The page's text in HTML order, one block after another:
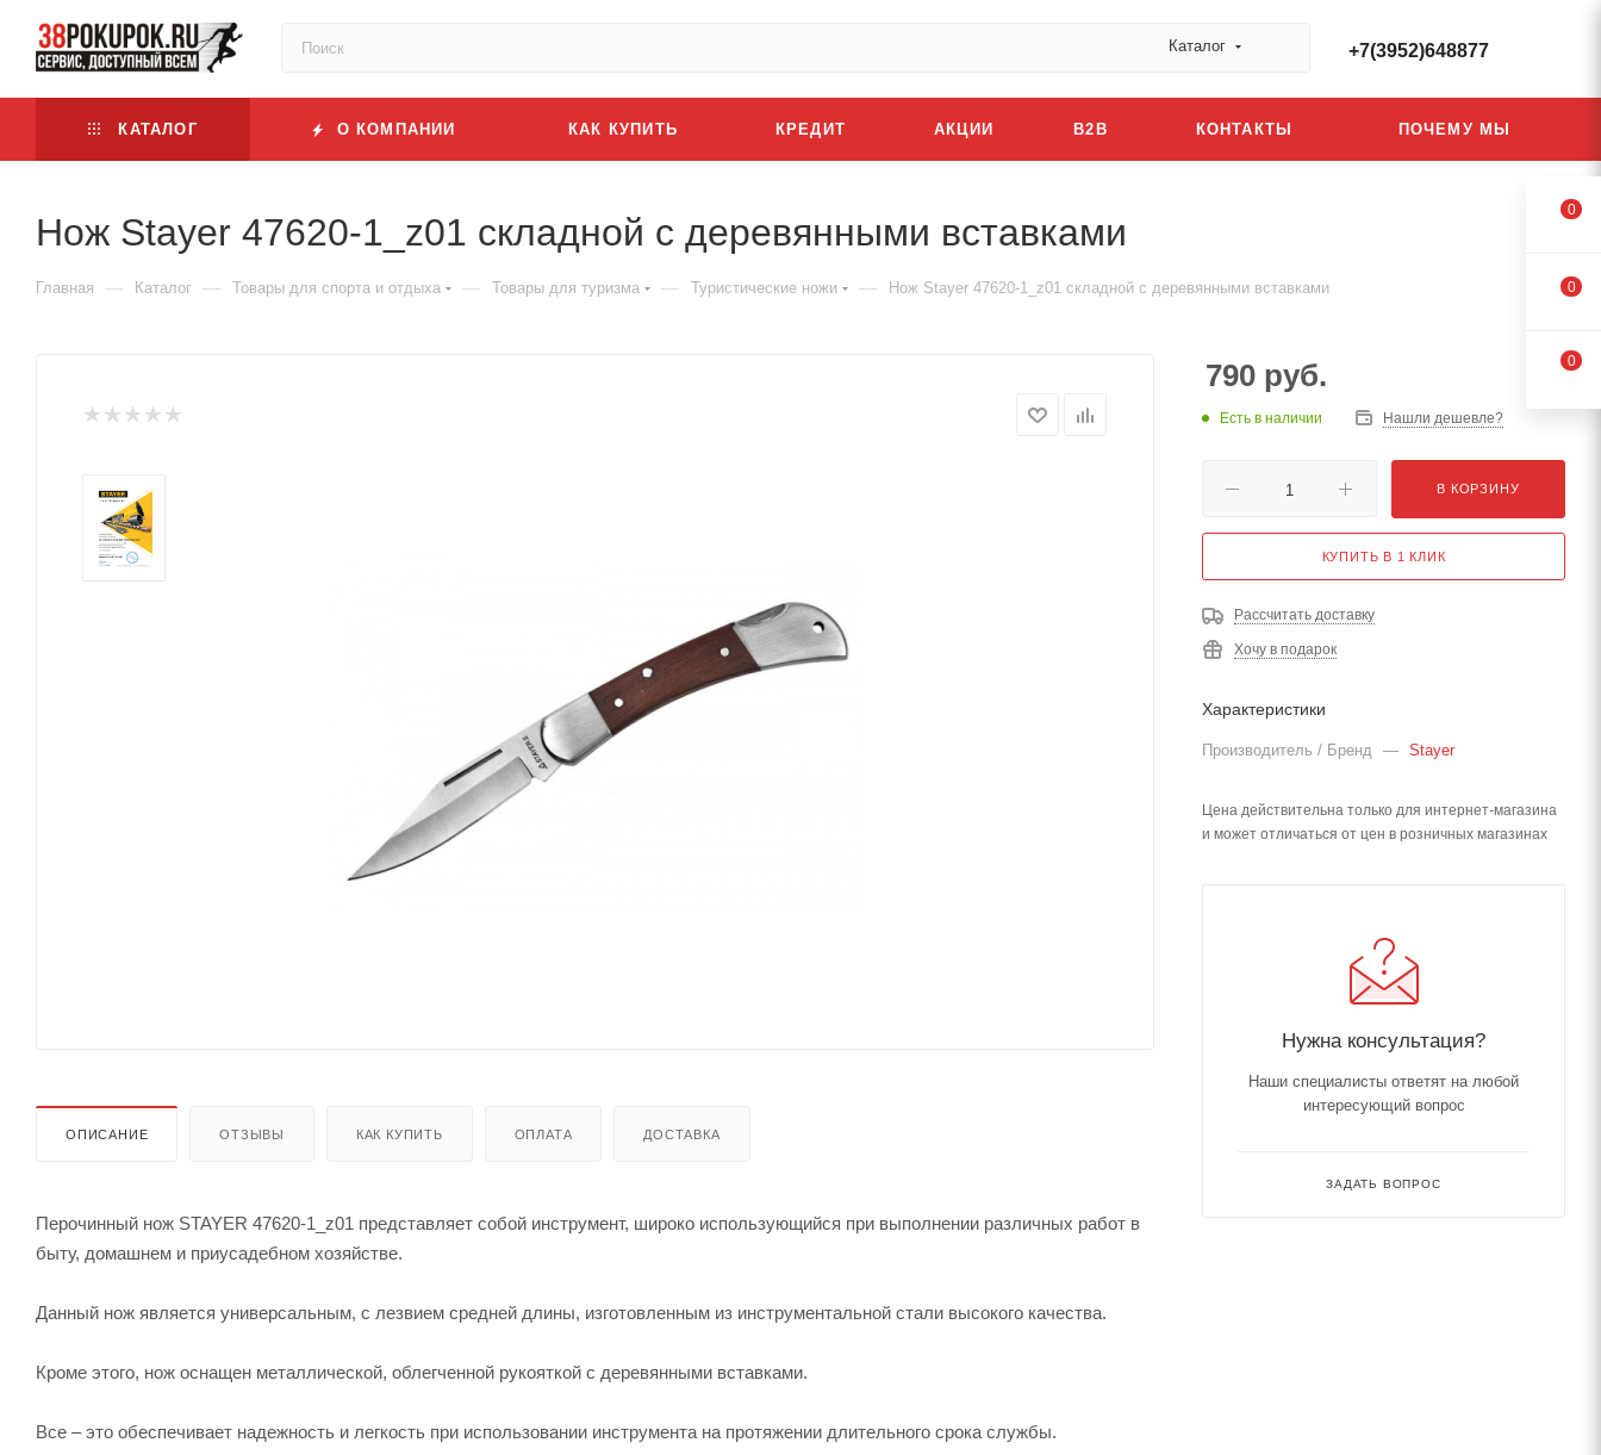
Каталог +7(3952)648877
КАТАЛОГ О КОМПАНИИ КАК КУПИТЬ КРЕДИТ АКЦИИ B2B КОНТАКТЫ ПОЧЕМУ МЫ
Нож Stayer 47620-1_z01 складной с деревянными вставками
Главная — Каталог — Товары для спорта и отдыха — Товары для туризма — Туристические ножи — Нож Stayer 47620-1_z01 складной с деревянными вставками
ОПИСАНИЕ ОТЗЫВЫ КАК КУПИТЬ ОПЛАТА ДОСТАВКА
Перочинный нож STAYER 47620-1_z01 представляет собой инструмент, широко использующийся при выполнении различных работ в
быту, домашнем и приусадебном хозяйстве.
Данный нож является универсальным, с лезвием средней длины, изготовленным из инструментальной стали высокого качества.
Кроме этого, нож оснащен металлической, облегченной рукояткой с деревянными вставками.
Все – это обеспечивает надежность и легкость при использовании инструмента на протяжении длительного срока службы.
790 руб.
Есть в наличии Нашли дешевле?
В КОРЗИНУ
КУПИТЬ В 1 КЛИК
Рассчитать доставку
Хочу в подарок
Характеристики
Производитель / Бренд — Stayer
Цена действительна только для интернет-магазина
и может отличаться от цен в розничных магазинах
Нужна консультация?
Наши специалисты ответят на любой
интересующий вопрос
ЗАДАТЬ ВОПРОС
0
0
0